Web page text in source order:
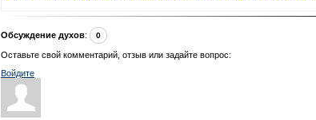
Обсуждение духов: 0
Оставьте свой комментарий, отзыв или задайте вопрос:
Войдите